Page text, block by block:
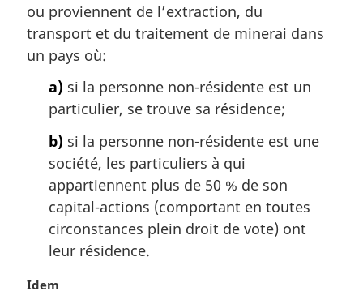
ou proviennent de l’extraction, du
transport et du traitement de minerai dans
un pays où:
a) si la personne non-résidente est un
particulier, se trouve sa résidence;
b) si la personne non-résidente est une
société, les particuliers à qui
appartiennent plus de 50 % de son
capital-actions (comportant en toutes
circonstances plein droit de vote) ont
leur résidence.
N
Idem